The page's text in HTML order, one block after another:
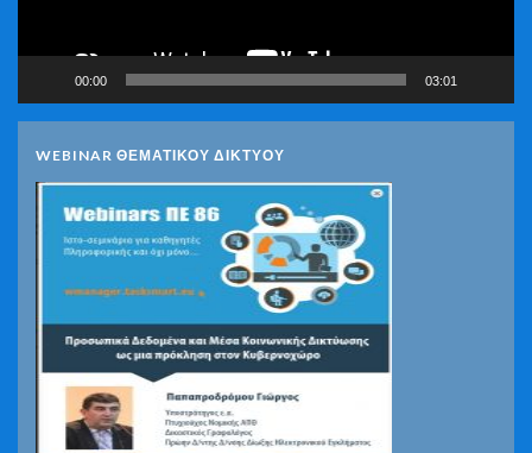
00:00 03:01
WEBINAR ΘΕΜΑΤΙΚΟΥ ΔΙΚΤΥΟΥ